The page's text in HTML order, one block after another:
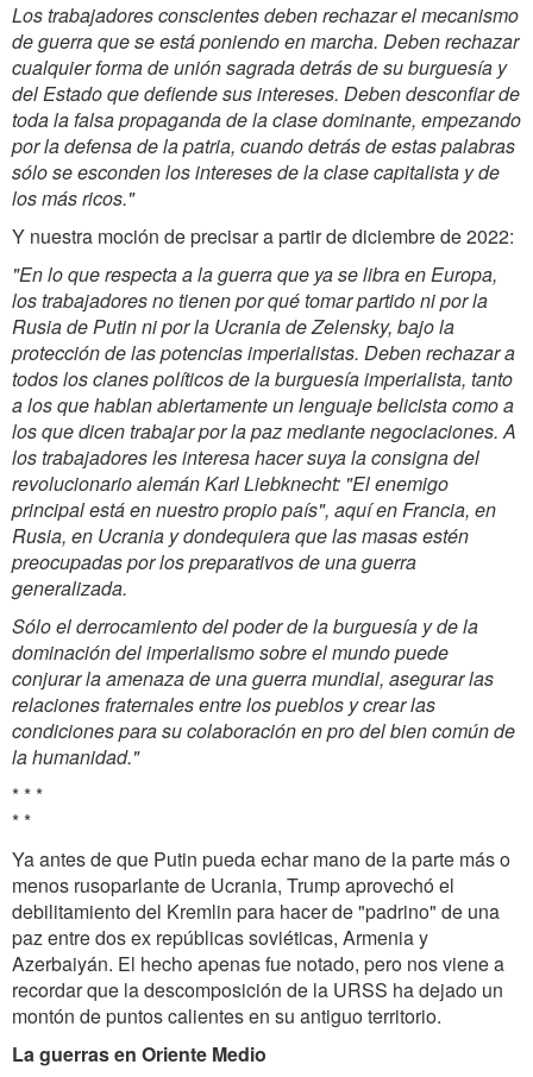
Los trabajadores conscientes deben rechazar el mecanismo
de guerra que se está poniendo en marcha. Deben rechazar
cualquier forma de unión sagrada detrás de su burguesía y
del Estado que defiende sus intereses. Deben desconfiar de
toda la falsa propaganda de la clase dominante, empezando
por la defensa de la patria, cuando detrás de estas palabras
sólo se esconden los intereses de la clase capitalista y de
los más ricos."
Y nuestra moción de precisar a partir de diciembre de 2022:
"En lo que respecta a la guerra que ya se libra en Europa,
los trabajadores no tienen por qué tomar partido ni por la
Rusia de Putin ni por la Ucrania de Zelensky, bajo la
protección de las potencias imperialistas. Deben rechazar a
todos los clanes políticos de la burguesía imperialista, tanto
a los que hablan abiertamente un lenguaje belicista como a
los que dicen trabajar por la paz mediante negociaciones. A
los trabajadores les interesa hacer suya la consigna del
revolucionario alemán Karl Liebknecht: "El enemigo
principal está en nuestro propio país", aquí en Francia, en
Rusia, en Ucrania y dondequiera que las masas estén
preocupadas por los preparativos de una guerra
generalizada.
Sólo el derrocamiento del poder de la burguesía y de la
dominación del imperialismo sobre el mundo puede
conjurar la amenaza de una guerra mundial, asegurar las
relaciones fraternales entre los pueblos y crear las
condiciones para su colaboración en pro del bien común de
la humanidad."
* * *
* *
Ya antes de que Putin pueda echar mano de la parte más o
menos rusoparlante de Ucrania, Trump aprovechó el
debilitamiento del Kremlin para hacer de "padrino" de una
paz entre dos ex repúblicas soviéticas, Armenia y
Azerbaiyán. El hecho apenas fue notado, pero nos viene a
recordar que la descomposición de la URSS ha dejado un
montón de puntos calientes en su antiguo territorio.
La guerras en Oriente Medio